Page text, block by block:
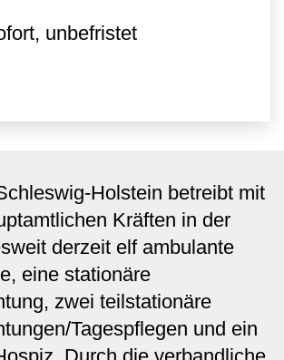
unbefristet
Holstein betreibt mit
Kräften in der
derzeit elf ambulante
eine stationäre
zwei teilstationäre
Tagespflegen und ein